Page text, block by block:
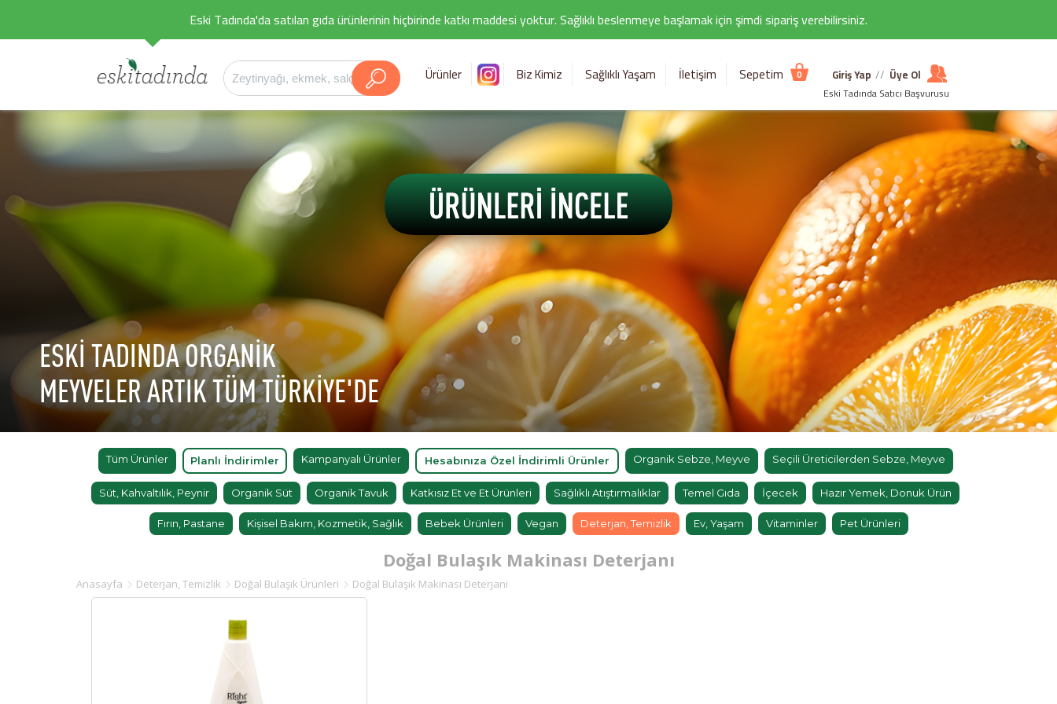
Eski Tadında'da satılan gıda ürünlerinin hiçbirinde katkı maddesi yoktur. Sağlıklı beslenmeye başlamak için şimdi sipariş verebilirsiniz.
Ürünler Biz Kimiz Sağlıklı Yaşam İletişim Sepetim 0 Giriş Yap // Üye Ol
Eski Tadında Satıcı Başvurusu
ESKİ TADINDA ORGANİK
MEYVELER ARTIK TÜM TÜRKİYE'DE
Tüm Ürünler Planlı İndirimler Kampanyalı Ürünler Hesabınıza Özel İndirimli Ürünler Organik Sebze, Meyve Seçili Üreticilerden Sebze, Meyve
Süt, Kahvaltılık, Peynir Organik Süt Organik Tavuk Katkısız Et ve Et Ürünleri Sağlıklı Atıştırmalıklar Temel Gıda İçecek Hazır Yemek, Donuk Ürün
Fırın, Pastane Kişisel Bakım, Kozmetik, Sağlık Bebek Ürünleri Vegan Deterjan, Temizlik Ev, Yaşam Vitaminler Pet Ürünleri
Doğal Bulaşık Makinası Deterjanı
Anasayfa Deterjan, Temizlik Doğal Bulaşık Ürünleri Doğal Bulaşık Makinası Deterjanı